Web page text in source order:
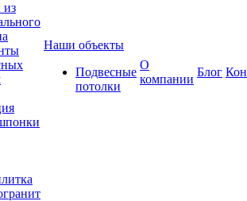
Наши объекты
Подвесные
потолки
О
компании
Блог